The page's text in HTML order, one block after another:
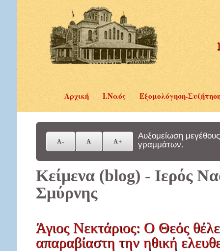
Αρχική Ι.Ναός Εξομολόγηση-
Αυξομείωση μεγέθους
γραμμάτων.
Κείμενα (blog) - Ιερός
Σμύρνης
Άγιος Νεκτάριος: Ο Θεός
απαραβίαστη την ηθική